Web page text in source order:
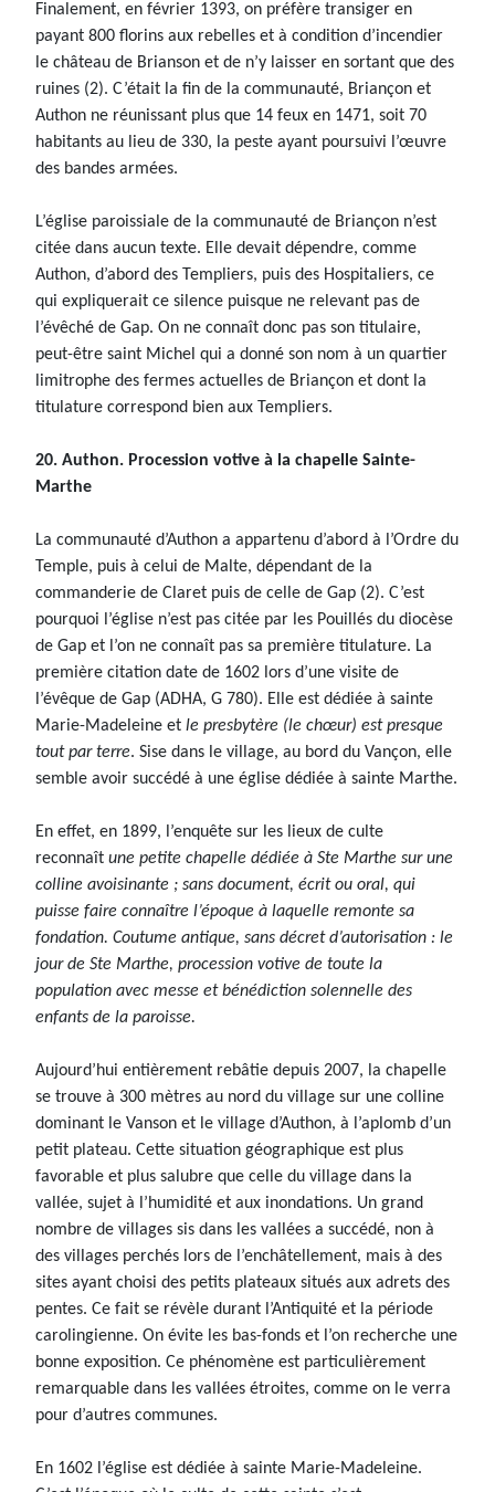
Finalement, en février 1393, on préfère transiger en
payant 800 florins aux rebelles et à condition d’incendier
le château de Brianson et de n’y laisser en sortant que des
ruines (2). C’était la fin de la communauté, Briançon et
Authon ne réunissant plus que 14 feux en 1471, soit 70
habitants au lieu de 330, la peste ayant poursuivi l’œuvre
des bandes armées.
L’église paroissiale de la communauté de Briançon n’est
citée dans aucun texte. Elle devait dépendre, comme
Authon, d’abord des Templiers, puis des Hospitaliers, ce
qui expliquerait ce silence puisque ne relevant pas de
l’évêché de Gap. On ne connaît donc pas son titulaire,
peut-être saint Michel qui a donné son nom à un quartier
limitrophe des fermes actuelles de Briançon et dont la
titulature correspond bien aux Templiers.
20. Authon. Procession votive à la chapelle Sainte-
Marthe
La communauté d’Authon a appartenu d’abord à l’Ordre du
Temple, puis à celui de Malte, dépendant de la
commanderie de Claret puis de celle de Gap (2). C’est
pourquoi l’église n’est pas citée par les Pouillés du diocèse
de Gap et l’on ne connaît pas sa première titulature. La
première citation date de 1602 lors d’une visite de
l’évêque de Gap (ADHA, G 780). Elle est dédiée à sainte
Marie-Madeleine et le presbytère (le chœur) est presque
tout par terre. Sise dans le village, au bord du Vançon, elle
semble avoir succédé à une église dédiée à sainte Marthe.
En effet, en 1899, l’enquête sur les lieux de culte
reconnaît une petite chapelle dédiée à Ste Marthe sur une
colline avoisinante ; sans document, écrit ou oral, qui
puisse faire connaître l’époque à laquelle remonte sa
fondation. Coutume antique, sans décret d’autorisation : le
jour de Ste Marthe, procession votive de toute la
population avec messe et bénédiction solennelle des
enfants de la paroisse.
Aujourd’hui entièrement rebâtie depuis 2007, la chapelle
se trouve à 300 mètres au nord du village sur une colline
dominant le Vanson et le village d’Authon, à l’aplomb d’un
petit plateau. Cette situation géographique est plus
favorable et plus salubre que celle du village dans la
vallée, sujet à l’humidité et aux inondations. Un grand
nombre de villages sis dans les vallées a succédé, non à
des villages perchés lors de l’enchâtellement, mais à des
sites ayant choisi des petits plateaux situés aux adrets des
pentes. Ce fait se révèle durant l’Antiquité et la période
carolingienne. On évite les bas-fonds et l’on recherche une
bonne exposition. Ce phénomène est particulièrement
remarquable dans les vallées étroites, comme on le verra
pour d’autres communes.
En 1602 l’église est dédiée à sainte Marie-Madeleine.